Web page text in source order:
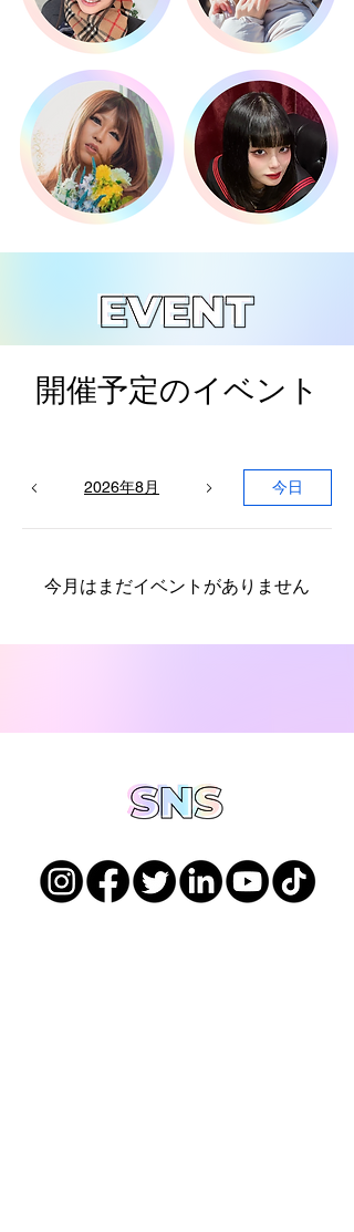
開催予定のイベント
2026年8月 今日
今月はまだイベントがありません